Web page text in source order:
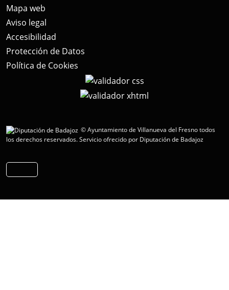
Mapa web
Aviso legal
Accesibilidad
Protección de Datos
Política de Cookies
© Ayuntamiento de Villanueva del Fresno todos
los derechos reservados.Servicio ofrecido por Diputación de Badajoz